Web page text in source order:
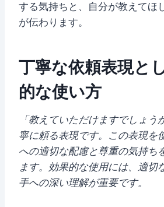
する気持ちと、自分が教えてほ
が伝わります。
丁寧な依頼表現と
的な使い方
「教えていただけますでしょう
寧に頼る表現です。この表現を
への適切な配慮と尊重の気持ち
ます。効果的な使用には、適切
手への深い理解が重要です。